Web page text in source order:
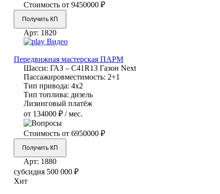
Стоимость от 9450000 ₽
Получить КП
Арт: 1820
Видео
Передвижная мастерская ПАРМ
Шасси: ГАЗ – С41R13 Газон Next
Пассажировместимость: 2+1
Тип привода: 4х2
Тип топлива: дизель
Лизинговый платёж
от 134000 ₽ / мес.
Стоимость от 6950000 ₽
Получить КП
Арт: 1880
субсидия 500 000 ₽
Хит